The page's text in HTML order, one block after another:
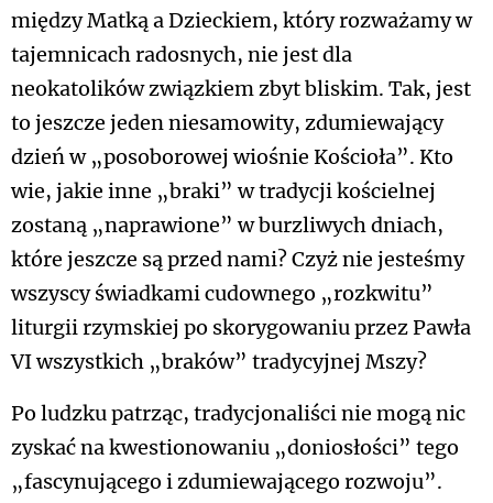
między Matką a Dzieckiem, który rozważamy w
tajemnicach radosnych, nie jest dla
neokatolików związkiem zbyt bliskim. Tak, jest
to jeszcze jeden niesamowity, zdumiewający
dzień w „posoborowej wiośnie Kościoła”. Kto
wie, jakie inne „braki” w tradycji kościelnej
zostaną „naprawione” w burzliwych dniach,
które jeszcze są przed nami? Czyż nie jesteśmy
wszyscy świadkami cudownego „rozkwitu”
liturgii rzymskiej po skorygowaniu przez Pawła
VI wszystkich „braków” tradycyjnej Mszy?
Po ludzku patrząc, tradycjonaliści nie mogą nic
zyskać na kwestionowaniu „doniosłości” tego
„fascynującego i zdumiewającego rozwoju”.